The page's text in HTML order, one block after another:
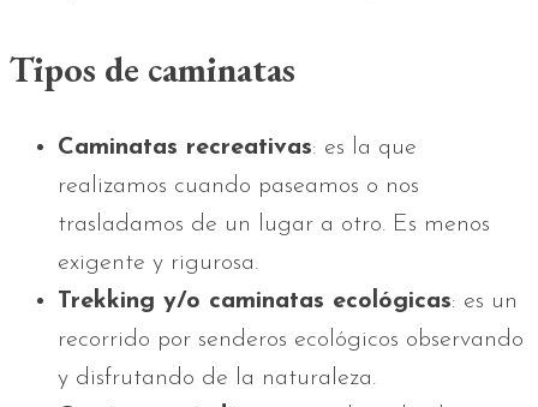
Tipos de caminatas
Caminatas recreativas: es la que
realizamos cuando paseamos o nos
trasladamos de un lugar a otro. Es menos
exigente y rigurosa.
Trekking y/o caminatas ecológicas: es un
recorrido por senderos ecológicos observando
y disfrutando de la naturaleza.